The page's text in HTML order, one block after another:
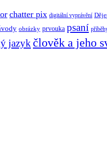
chatter pix digitální vyprávění
obrázky prvouka psaní
jazyk člověk a jeho